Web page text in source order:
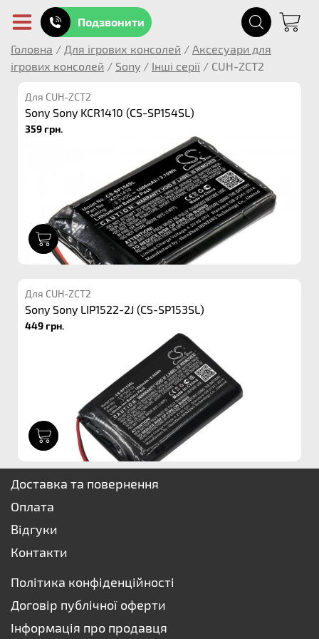
Подзвонити
Головна / Для ігрових консолей / Аксесуари для
ігрових консолей / Sony / Інші серії / CUH-ZCT2
Для CUH-ZCT2
Sony Sony KCR1410 (CS-SP154SL)
359 грн.
Для CUH-ZCT2
Sony Sony LIP1522-2J (CS-SP153SL)
449 грн.
Доставка та повернення
Оплата
Відгуки
Контакти
Політика конфіденційності
Договір публічної оферти
Інформація про продавця